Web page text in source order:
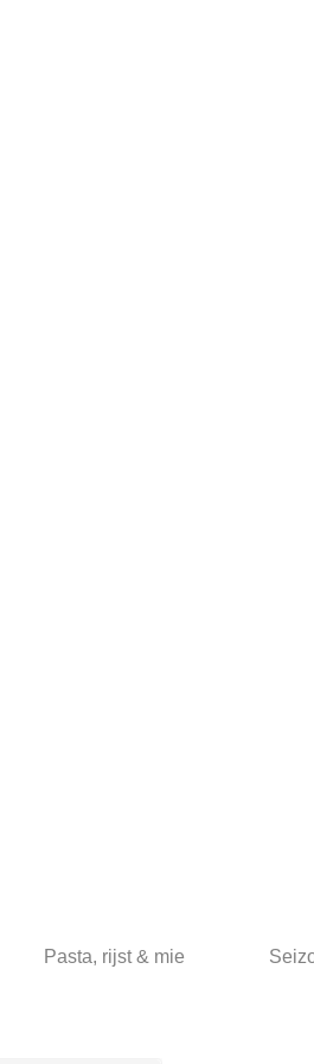
Pasta, rijst & mie